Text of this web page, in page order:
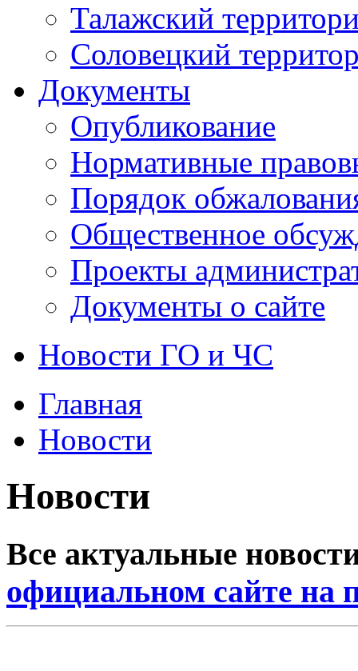
Талажский
Соловецкий
Документы
Опубликование
Нормативные
Порядок
Общественное
Проекты
Документы о сайте
Новости ГО и ЧС
Главная
Новости
Новости
Все актуальные
официальном сайте